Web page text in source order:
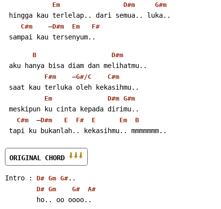
Em D#m G#m
hingga kau terlelap.. dari semua.. luka..
C#m
    –
D#m Em F#
sampai kau tersenyum..
B D#m
aku hanya bisa diam dan melihatmu..
F#m
    –
G#/C C#m
saat kau terluka oleh kekasihmu..
Em D#m G#m
meskipun ku cinta kepada dirimu..
C#m
  –
D#m E F# E Em B
tapi ku bukanlah.. kekasihmu.. mmmmmmm..
ORIGINAL CHORD
Intro : D# Gm G# ..
D# Gm G# A#
        ho.. oo oooo..